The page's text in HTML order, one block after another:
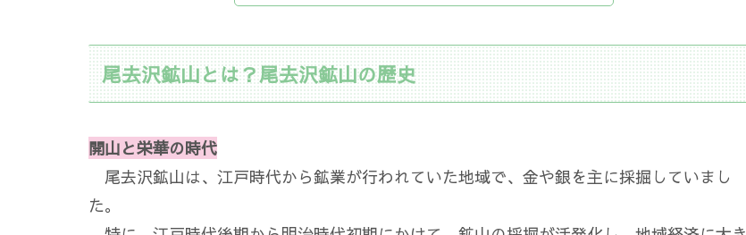
尾去沢鉱山とは？尾去沢鉱山の歴史
開山と栄華の時代
尾去沢鉱山は、江戸時代から鉱業が行われていた地域で、金や銀を主に採掘していまし
た。